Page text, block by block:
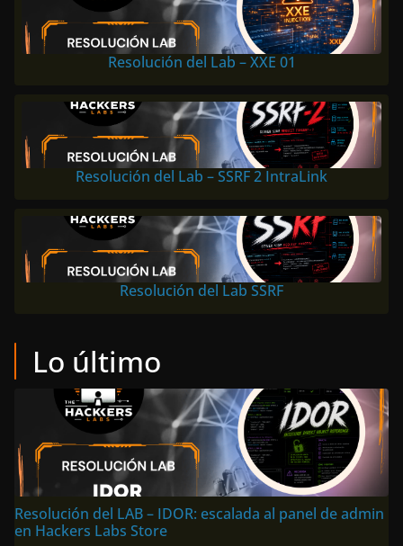
Resolución del Lab – XXE 01
Resolución del Lab – SSRF 2 IntraLink
Resolución del Lab SSRF
Lo último
Resolución del LAB – IDOR: escalada al panel de admin
en Hackers Labs Store